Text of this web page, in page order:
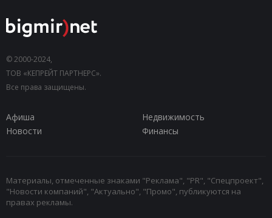
© 2000-2024,
ТОВ «КЕПРЕЙТ ПАРТНЕРС».
Все права защищены.
Афиша
Недвижимость
Новости
Финансы
Материалы, отмеченные знаками "Реклама", "PR", "Спецпроект",
"Новости компаний", "Актуально", "Промо", публикуются на
правах рекламы.